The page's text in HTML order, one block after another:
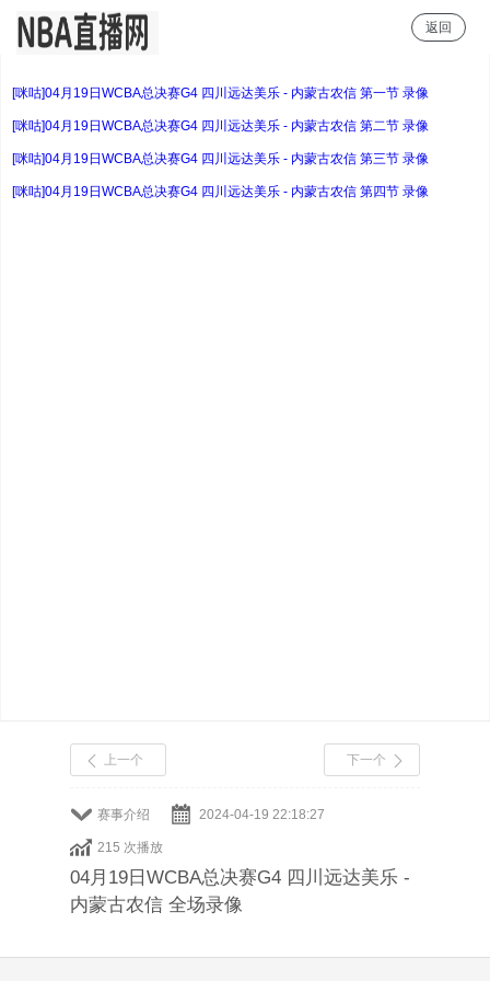
返回
[咪咕]04月19日WCBA总决赛G4 四川远达美乐 - 内蒙古农信 第一节 录像
[咪咕]04月19日WCBA总决赛G4 四川远达美乐 - 内蒙古农信 第二节 录像
[咪咕]04月19日WCBA总决赛G4 四川远达美乐 - 内蒙古农信 第三节 录像
[咪咕]04月19日WCBA总决赛G4 四川远达美乐 - 内蒙古农信 第四节 录像
赛事介绍 2024-04-19 22:18:27
215 次播放
上一个 下一个
04月19日WCBA总决赛G4 四川远达美乐 -
内蒙古农信 全场录像